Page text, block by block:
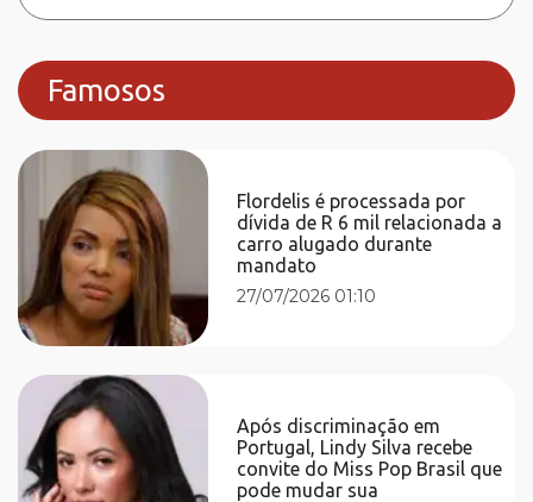
Famosos
Flordelis é processada por
dívida de R 6 mil relacionada a
carro alugado durante
mandato
27/07/2026 01:10
Após discriminação em
Portugal, Lindy Silva recebe
convite do Miss Pop Brasil que
pode mudar sua